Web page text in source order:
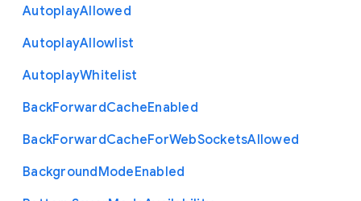
AutoplayAllowed
AutoplayAllowlist
AutoplayWhitelist
BackForwardCacheEnabled
BackForwardCacheForWebSocketsAllowed
BackgroundModeEnabled